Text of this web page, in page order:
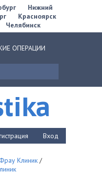
Нижний
Красноярск
Челябинск
ОПЕРАЦИИ
Вход
Клиник /